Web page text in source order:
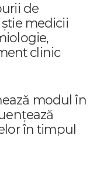
de
medicii
clinic
modul în
în timpul